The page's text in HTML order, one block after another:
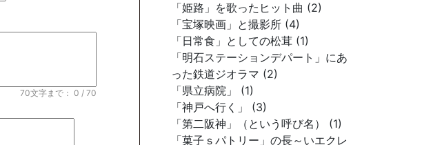
70文字まで：0 / 70
「姫路」を歌ったヒット曲 (2)
「宝塚映画」と撮影所 (4)
「日常食」としての松茸 (1)
「明石ステーションデパート」にあ
った鉄道ジオラマ (2)
「県立病院」 (1)
「神戸へ行く」 (3)
「第二阪神」（という呼び名） (1)
「菓子ｓパトリー」の長～いエクレ